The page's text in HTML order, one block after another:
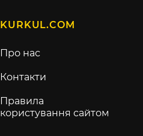
KURKUL.COM
Про нас
Контакти
Правила
користування сайтом